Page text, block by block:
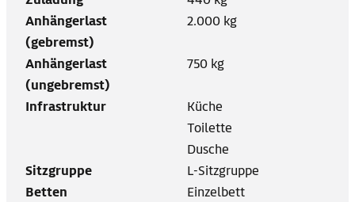
Anhängerlast
(gebremst)
2.000 kg
Anhängerlast
(ungebremst)
750 kg
Infrastruktur
Küche
Toilette
Dusche
Sitzgruppe
L-Sitzgruppe
Betten
Einzelbett